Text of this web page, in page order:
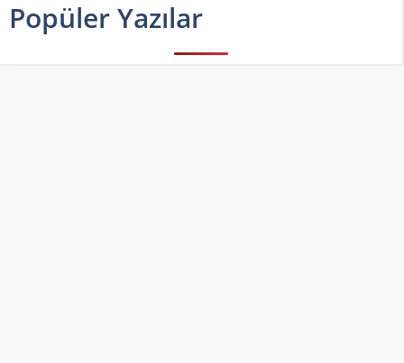
Popüler Yazılar